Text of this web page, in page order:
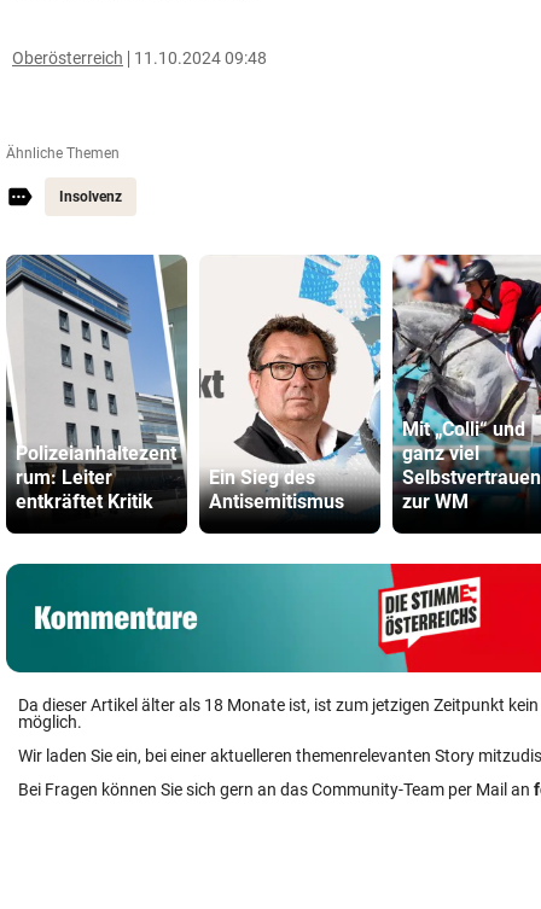
Oberösterreich 11.10.2024 09:48
Ähnliche Themen
Insolvenz
Polizeianhaltezent
rum: Leiter
entkräftet Kritik
Ein Sieg des
Antisemitismus
Mit „Colli“ und
ganz viel
Selbstvertrauen
zur WM
Da dieser Artikel älter als 18 Monate ist, ist zum jetzigen Zeitpunkt
möglich.
Wir laden Sie ein, bei einer aktuelleren themenrelevanten Story
Bei Fragen können Sie sich gern an das Community-Team per Mail an